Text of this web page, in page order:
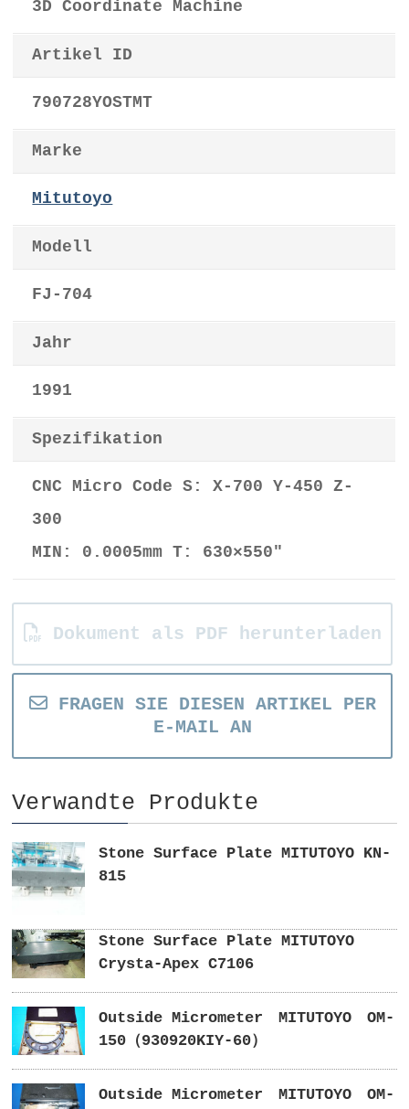
3D Coordinate Machine
Artikel ID
790728YOSTMT
Marke
Mitutoyo
Modell
FJ-704
Jahr
1991
Spezifikation
CNC Micro Code S: X-700 Y-450 Z-
300
MIN: 0.0005mm T: 630×550"
Dokument als PDF herunterladen
FRAGEN SIE DIESEN ARTIKEL PER
E-MAIL AN
Verwandte Produkte
Stone Surface Plate MITUTOYO KN-
815
Stone Surface Plate MITUTOYO
Crysta-Apex C7106
Outside Micrometer MITUTOYO OM-
150（930920KIY-60）
Outside Micrometer MITUTOYO OM-